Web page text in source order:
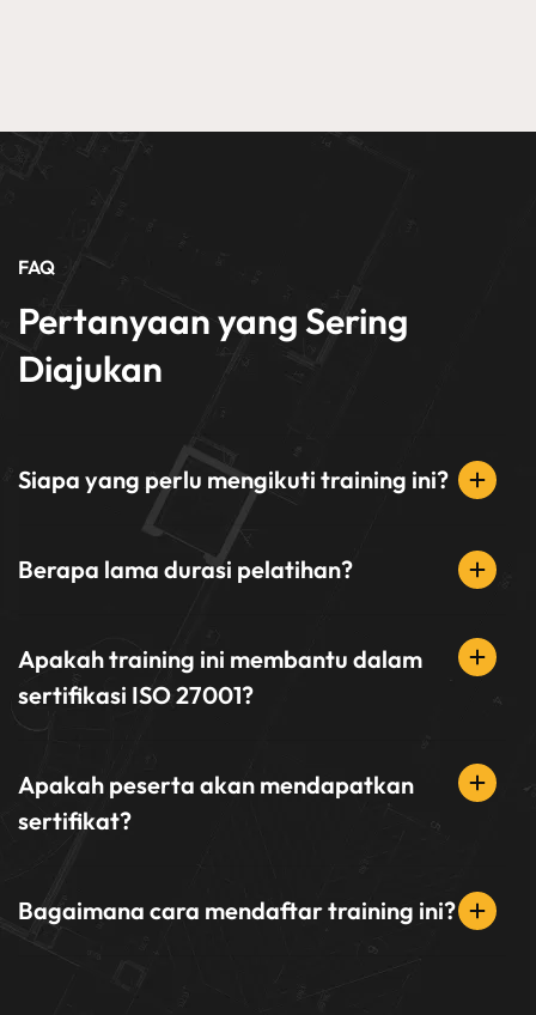
FAQ
Pertanyaan yang Sering
Diajukan
Siapa yang perlu mengikuti training ini?
Berapa lama durasi pelatihan?
Apakah training ini membantu dalam
sertifikasi ISO 27001?
Apakah peserta akan mendapatkan
sertifikat?
Bagaimana cara mendaftar training ini?